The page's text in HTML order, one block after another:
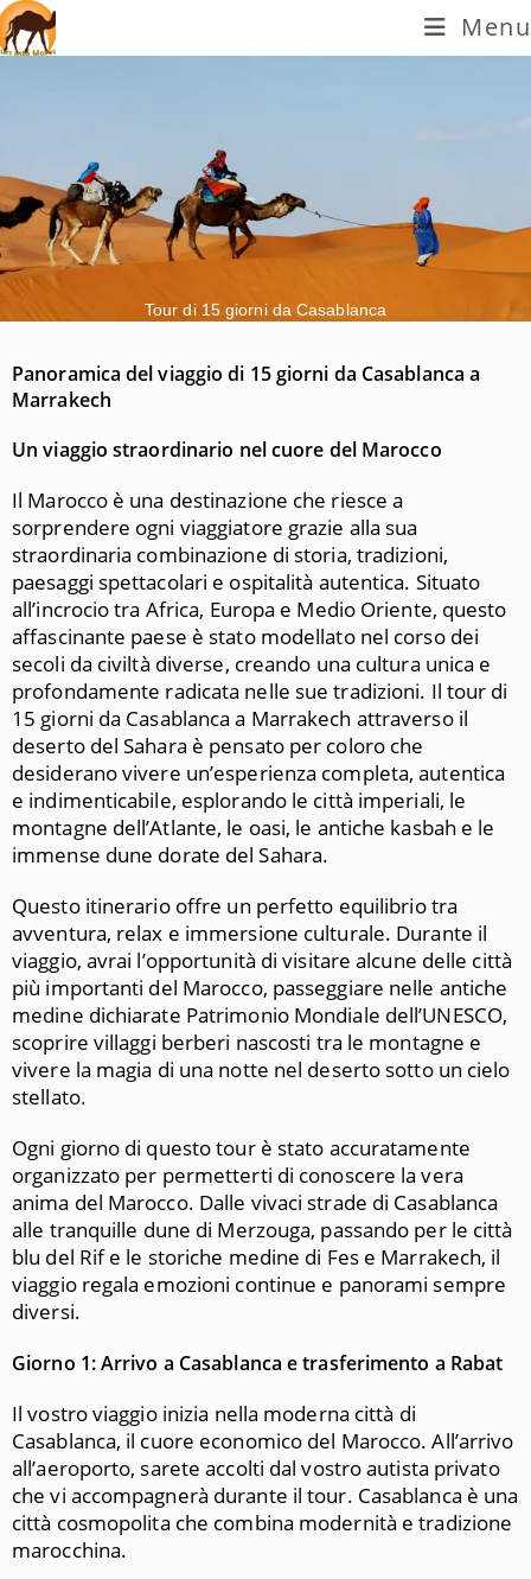
Menu
Tour di 15 giorni da Casablanca
Panoramica del viaggio di 15 giorni da Casablanca a
Marrakech
Un viaggio straordinario nel cuore del Marocco
Il Marocco è una destinazione che riesce a
sorprendere ogni viaggiatore grazie alla sua
straordinaria combinazione di storia, tradizioni,
paesaggi spettacolari e ospitalità autentica. Situato
all’incrocio tra Africa, Europa e Medio Oriente, questo
affascinante paese è stato modellato nel corso dei
secoli da civiltà diverse, creando una cultura unica e
profondamente radicata nelle sue tradizioni. Il tour di
15 giorni da Casablanca a Marrakech attraverso il
deserto del Sahara è pensato per coloro che
desiderano vivere un’esperienza completa, autentica
e indimenticabile, esplorando le città imperiali, le
montagne dell’Atlante, le oasi, le antiche kasbah e le
immense dune dorate del Sahara.
Questo itinerario offre un perfetto equilibrio tra
avventura, relax e immersione culturale. Durante il
viaggio, avrai l’opportunità di visitare alcune delle città
più importanti del Marocco, passeggiare nelle antiche
medine dichiarate Patrimonio Mondiale dell’UNESCO,
scoprire villaggi berberi nascosti tra le montagne e
vivere la magia di una notte nel deserto sotto un cielo
stellato.
Ogni giorno di questo tour è stato accuratamente
organizzato per permetterti di conoscere la vera
anima del Marocco. Dalle vivaci strade di Casablanca
alle tranquille dune di Merzouga, passando per le città
blu del Rif e le storiche medine di Fes e Marrakech, il
viaggio regala emozioni continue e panorami sempre
diversi.
Giorno 1: Arrivo a Casablanca e trasferimento a Rabat
Il vostro viaggio inizia nella moderna città di
Casablanca, il cuore economico del Marocco. All’arrivo
all’aeroporto, sarete accolti dal vostro autista privato
che vi accompagnerà durante il tour. Casablanca è una
città cosmopolita che combina modernità e tradizione
marocchina.